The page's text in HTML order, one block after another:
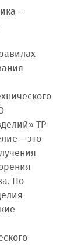
–
ТР
– это
По